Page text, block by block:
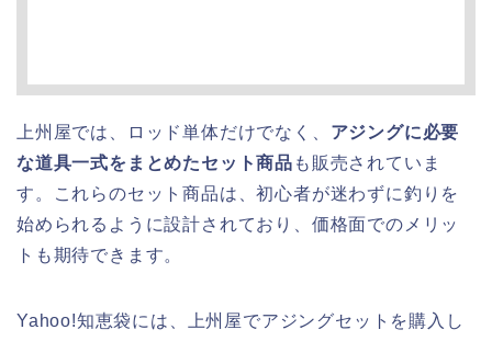
上州屋では、ロッド単体だけでなく、 アジングに必要
な道具一式をまとめたセット商品 も販売されていま
す。これらのセット商品は、初心者が迷わずに釣りを
始められるように設計されており、価格面でのメリッ
トも期待できます。
Yahoo!知恵袋には、上州屋でアジングセットを購入し